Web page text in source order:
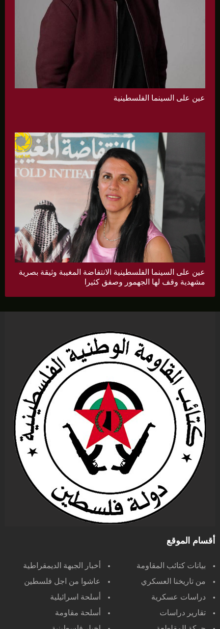
عين على السينما الفلسطينية
عين على السينما الفلسطينية الانتفاضة المغيبة وثيقة بصرية
مشهدية وقف لها الجهمور وصفق كثيرا
أقسام الموقع
بيانات كتائب المقاومة
أخبار الجبهة الديمقراطية
من تاريخنا العسكري
عاشوا من اجل فلسطين
دراسات عسكرية
أسلحة اسرائيلية
تقارير دراسات
أسلحة مقاومة